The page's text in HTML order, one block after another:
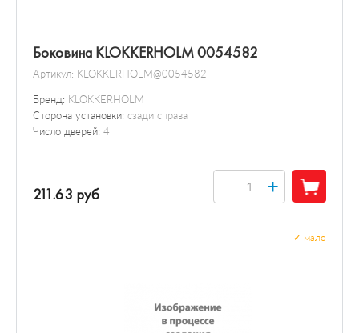
Боковина KLOKKERHOLM 0054582
Артикул: KLOKKERHOLM@0054582
Бренд: KLOKKERHOLM
Сторона установки: сзади справа
Число дверей: 4
211.63 руб +
мало